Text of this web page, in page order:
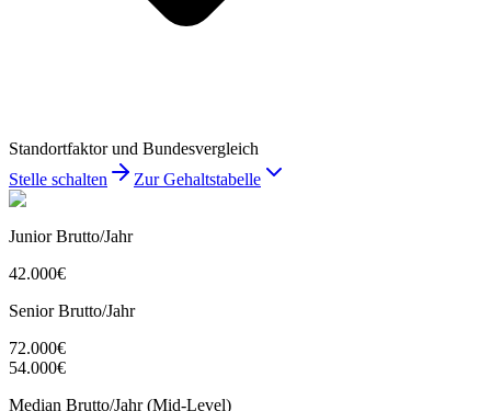
Standortfaktor und Bundesvergleich
Stelle schalten
Zur Gehaltstabelle
Junior Brutto/Jahr
42.000€
Senior Brutto/Jahr
72.000€
54.000€
Median Brutto/Jahr (Mid-Level)